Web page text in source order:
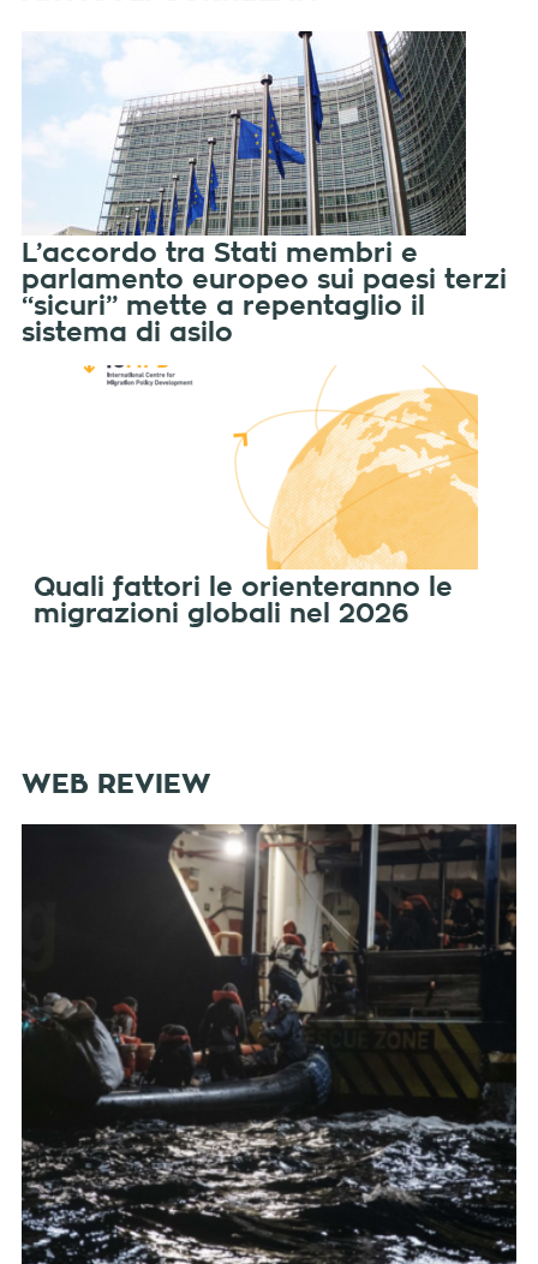
L’accordo tra Stati membri e
parlamento europeo sui paesi terzi
“sicuri” mette a repentaglio il
sistema di asilo
Quali fattori le orienteranno le
migrazioni globali nel 2026
WEB REVIEW